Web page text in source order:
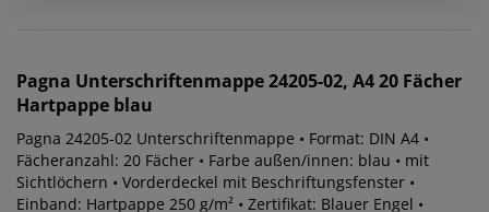
Pagna Unterschriftenmappe 24205-02, A4 20 Fächer
Hartpappe blau
Pagna 24205-02 Unterschriftenmappe • Format: DIN A4 •
Fächeranzahl: 20 Fächer • Farbe außen/innen: blau • mit
Sichtlöchern • Vorderdeckel mit Beschriftungsfenster •
Einband: Hartpappe 250 g/m² • Zertifikat: Blauer Engel •